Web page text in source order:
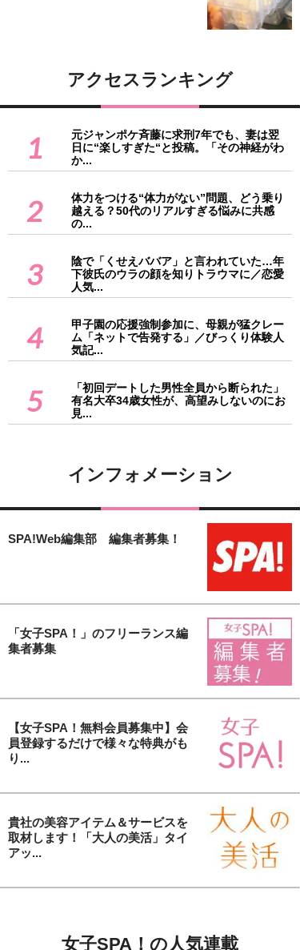
アクセスランキング
1
元ジャンポケ斉藤に求刑7年でも、妻は翌
日に“楽しすぎた“と投稿。「その神経がわ
か...
2
体力をつける“体力がない”問題、どう乗り
越える？50代のリアルすぎる悩みに共感
の...
3
陰で「くせえババア」と言われていた…年
下彼氏のウラの顔を知りトラウマに／恋愛
人気...
4
甲子園の応援強制参加に、母親が猛クレー
ム「ネットで告発する」／びっくり体験人
気記...
5
「初回デートした男性全員から断られた」
有名大卒34歳女性が、高望みしないのにお
見...
インフォメーション
SPA!Web編集部 編集者募集！
「女子SPA！」のフリーランス編
集者募集
【女子SPA！無料会員募集中】会
員登録するだけで様々な特典がも
り...
貴社の美容アイテム＆サービスを
取材します！「大人の美活」タイ
アッ...
女子SPA！の人気連載